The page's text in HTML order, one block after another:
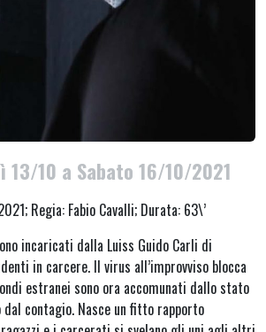
13/10 a Sabato 16/10/2021
Regia: Fabio Cavalli; Durata: 63\’
incaricati dalla Luiss Guido Carli di
in carcere. Il virus all’improvviso blocca
estranei sono ora accomunati dallo stato
contagio. Nasce un fitto rapporto